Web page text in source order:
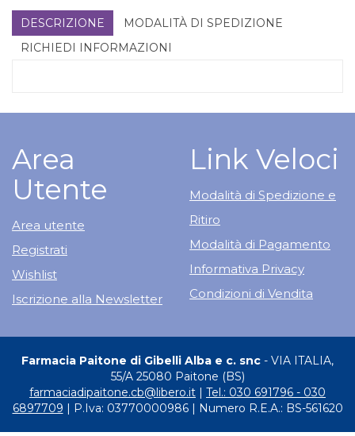
DESCRIZIONE
MODALITÀ DI SPEDIZIONE
RICHIEDI INFORMAZIONI
Area
Utente
Area utente
Registrati
Wishlist
Iscrizione alla Newsletter
Link Veloci
Modalità di Spedizione e
Ritiro
Modalità di Pagamento
Informativa Privacy
Condizioni di Vendita
Farmacia Paitone di Gibelli Alba e c. snc - VIA ITALIA,
55/A 25080 Paitone (BS)
farmaciadipaitone.cb@libero.it
Tel.: 030 691796 - 030
6897709 | P.Iva: 03770000986 | Numero R.E.A.: BS-561620